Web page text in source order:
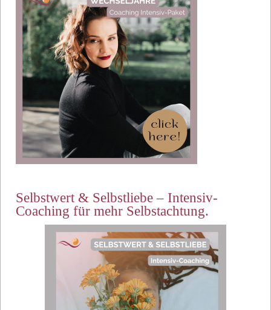
Selbstwert & Selbstliebe – Intensiv-
Coaching für mehr Selbstachtung.